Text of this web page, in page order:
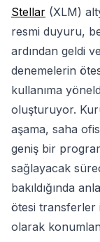
Stellar (XLM)
resmi duyuru,
ardından geldi
denemelerin
kullanıma
oluşturuyor.
aşama, saha
geniş bir
sağlayacak
bakıldığında
ötesi transferler
olarak